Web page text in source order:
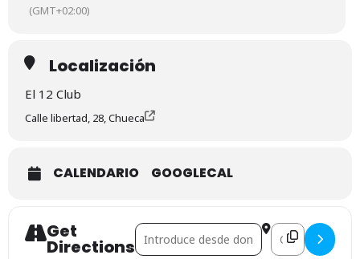
(GMT+02:00)
Localización
El 12 Club
Calle libertad, 28, Chueca
CALENDARIO GOOGLECAL
Get
Directions
Address - Quién la invitó? []Destination